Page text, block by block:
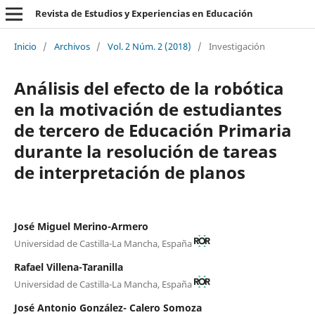
Revista de Estudios y Experiencias en Educación
Inicio / Archivos / Vol. 2 Núm. 2 (2018) / Investigación
Análisis del efecto de la robótica
en la motivación de estudiantes
de tercero de Educación Primaria
durante la resolución de tareas
de interpretación de planos
José Miguel Merino-Armero
Universidad de Castilla-La Mancha, España
Rafael Villena-Taranilla
Universidad de Castilla-La Mancha, España
José Antonio González- Calero Somoza